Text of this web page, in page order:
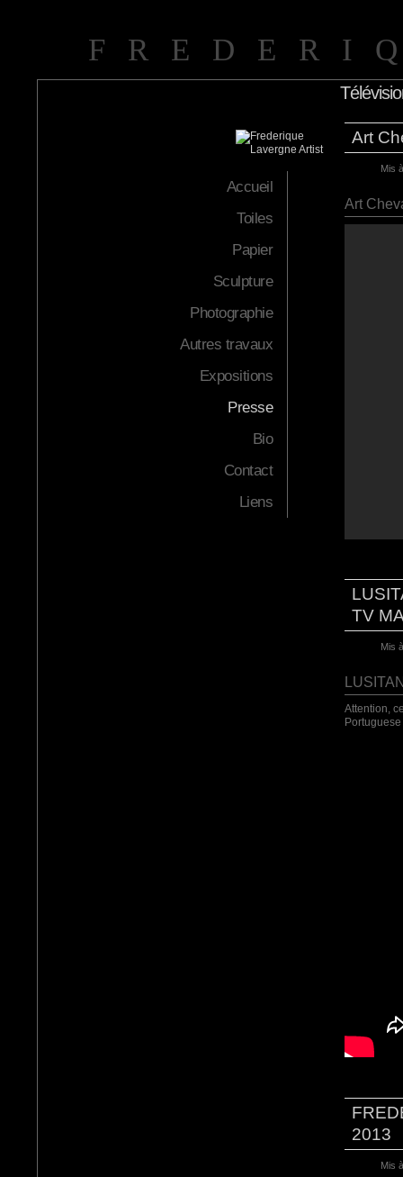
Accueil
Toiles
Papier
Sculpture
Photographie
Autres travaux
Expositions
Presse
Bio
Contact
Liens
Art
Mis
Art
TV
Mis
Attention,
2013
Mis